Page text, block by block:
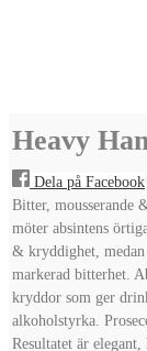
Heavy
Dela på Facebook
Bitter, mousserande
möter absintens
& kryddighet,
markerad bitterhet.
kryddor som ger
alkoholstyrka.
Resultatet är